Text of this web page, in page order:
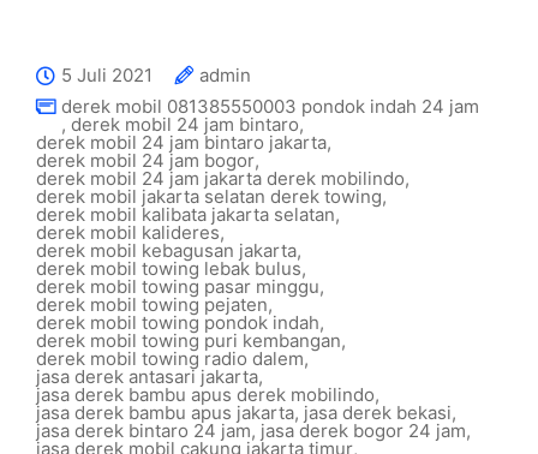
5 Juli 2021
admin
derek mobil 081385550003 pondok indah 24 jam
, derek mobil 24 jam bintaro,
derek mobil 24 jam bintaro jakarta,
derek mobil 24 jam bogor,
derek mobil 24 jam jakarta derek mobilindo,
derek mobil jakarta selatan derek towing,
derek mobil kalibata jakarta selatan,
derek mobil kalideres,
derek mobil kebagusan jakarta,
derek mobil towing lebak bulus,
derek mobil towing pasar minggu,
derek mobil towing pejaten,
derek mobil towing pondok indah,
derek mobil towing puri kembangan,
derek mobil towing radio dalem,
jasa derek antasari jakarta,
jasa derek bambu apus derek mobilindo,
jasa derek bambu apus jakarta, jasa derek bekasi,
jasa derek bintaro 24 jam, jasa derek bogor 24 jam,
jasa derek mobil cakung jakarta timur,